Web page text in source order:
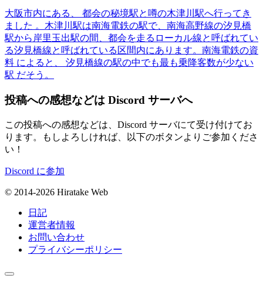
大阪市内にある、 都会の秘境駅と噂の木津川駅へ行ってき
ました 。木津川駅は南海電鉄の駅で、南海高野線の汐見橋
駅から岸里玉出駅の間、都会を走るローカル線と呼ばれてい
る汐見橋線と呼ばれている区間内にあります。南海電鉄の資
料 によると、 汐見橋線の駅の中でも最も乗降客数が少ない
駅 だそう。
投稿への感想などは Discord サーバへ
この投稿への感想などは、Discord サーバにて受け付けてお
ります。もしよろしければ、以下のボタンよりご参加くださ
い！
Discord に参加
© 2014-2026 Hiratake Web
日記
運営者情報
お問い合わせ
プライバシーポリシー